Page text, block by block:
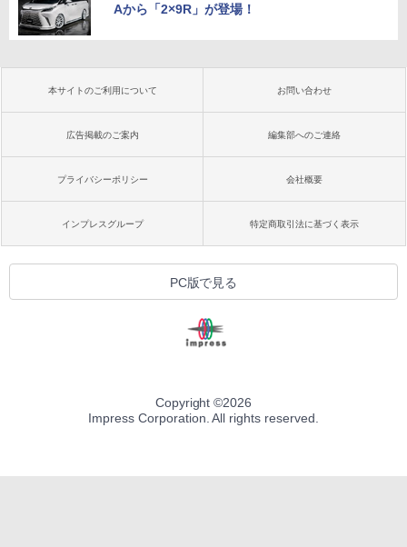
Aから「2×9R」が登場！
本サイトのご利用について お問い合わせ
広告掲載のご案内 編集部へのご連絡
プライバシーポリシー 会社概要
インプレスグループ 特定商取引法に基づく表示
PC版で見る
Copyright ©2026
Impress Corporation. All rights reserved.